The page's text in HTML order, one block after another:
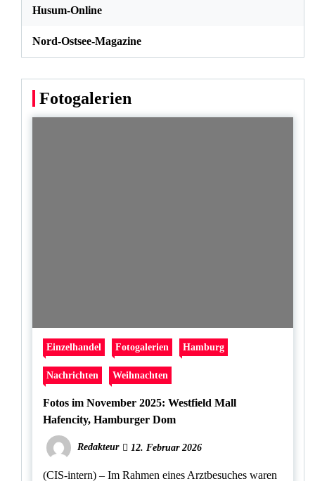
Husum-Online
Nord-Ostsee-Magazine
Fotogalerien
Einzelhandel Fotogalerien Hamburg
Nachrichten Weihnachten
Fotos im November 2025: Westfield Mall
Hafencity, Hamburger Dom
Redakteur 12. Februar 2026
(CIS-intern) – Im Rahmen eines Arztbesuches waren